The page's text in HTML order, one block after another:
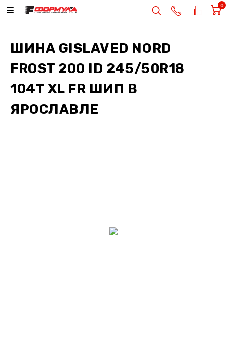
0
ШИНА GISLAVED NORD
FROST 200 ID 245/50R18
104T XL FR ШИП В
ЯРОСЛАВЛЕ